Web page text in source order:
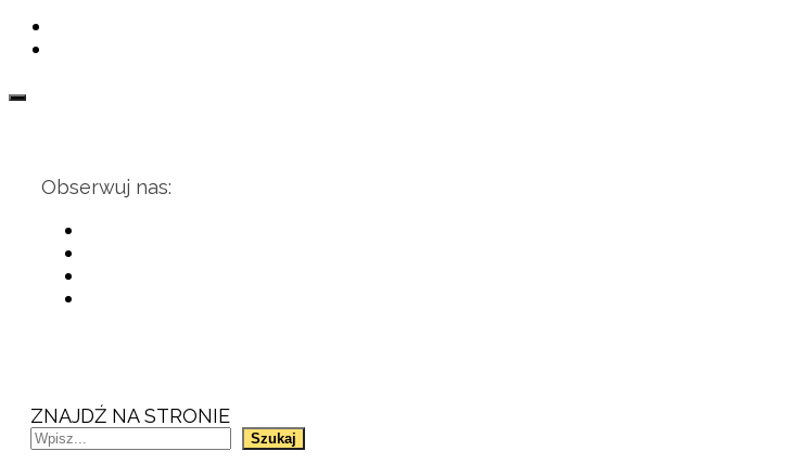
Obserwuj nas:
ZNAJDŹ NA STRONIE
Szukaj